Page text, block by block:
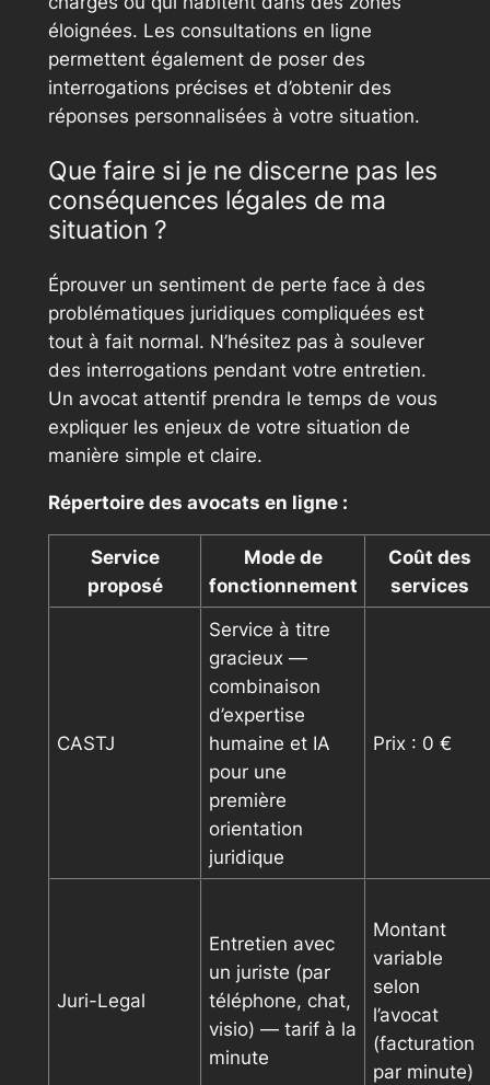
éloignées. Les consultations en ligne
permettent également de poser des
interrogations précises et d’obtenir des
réponses personnalisées à votre situation.
Que faire si je ne discerne pas les
conséquences légales de ma
situation ?
Éprouver un sentiment de perte face à des
problématiques juridiques compliquées est
tout à fait normal. N’hésitez pas à soulever
des interrogations pendant votre entretien.
Un avocat attentif prendra le temps de vous
expliquer les enjeux de votre situation de
manière simple et claire.
Répertoire des avocats en ligne :
Service
proposé
Mode de
fonctionnement
Coût des
services
CASTJ
Service à titre
gracieux —
combinaison
d’expertise
humaine et IA
pour une
première
orientation
juridique
Prix : 0 €
Juri-Legal
Entretien avec
un juriste (par
téléphone, chat,
visio) — tarif à la
minute
Montant
variable
selon
l’avocat
(facturation
par minute)